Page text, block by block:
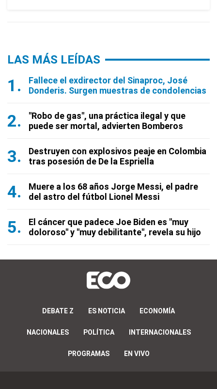
LAS MÁS LEÍDAS
Fallece el exdirector del Sinaproc, José
Donderis. Surgen muestras de condolencias
"Robo de gas", una práctica ilegal y que
puede ser mortal, advierten Bomberos
Destruyen con explosivos peaje en Colombia
tras posesión de De la Espriella
Muere a los 68 años Jorge Messi, el padre
del astro del fútbol Lionel Messi
El cáncer que padece Joe Biden es "muy
doloroso" y "muy debilitante", revela su hijo
DEBATE Z ES NOTICIA ECONOMÍA
NACIONALES POLÍTICA INTERNACIONALES
PROGRAMAS EN VIVO